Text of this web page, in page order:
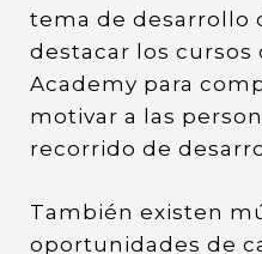
tema de desarrollo
destacar los cursos
Academy para
motivar a las
recorrido de
También existen
oportunidades de